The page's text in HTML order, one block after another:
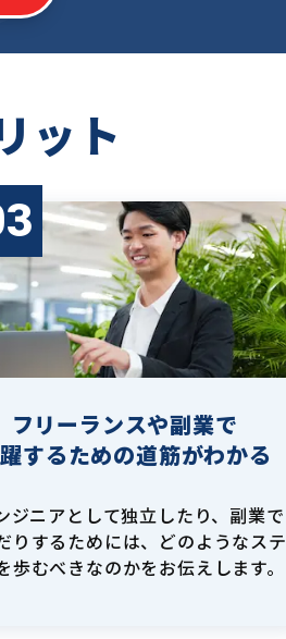
ット
フリーランスや副業で
するための道筋がわかる
ジニアとして独立したり、副業で
りするためには、どのようなステ
歩むべきなのかをお伝えします。